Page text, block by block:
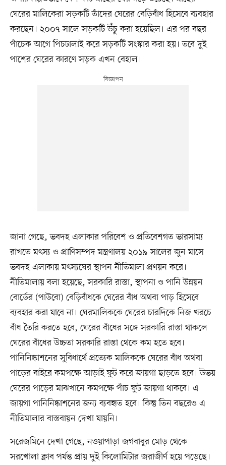
ঘেরের মালিকেরা সড়কটি তাঁদের ঘেরের বেড়িবাঁধ হিসেবে ব্যবহার
করছেন। ২০০৭ সালে সড়কটি উঁচু করা হয়েছিল। এর পর বছর
পাঁচেক আগে পিচঢালাই করে সড়কটি সংস্কার করা হয়। তবে দুই
পাশের ঘেরের কারণে সড়ক এখন বেহাল।
জানা গেছে, ভবদহ এলাকার পরিবেশ ও প্রতিবেশগত ভারসাম্য
রাখতে মৎস্য ও প্রাণিসম্পদ মন্ত্রণালয় ২০১৯ সালের জুন মাসে
ভবদহ এলাকায় মৎস্যঘের স্থাপন নীতিমালা প্রণয়ন করে।
নীতিমালায় বলা হয়েছে, সরকারি রাস্তা, স্থাপনা ও পানি উন্নয়ন
বোর্ডের (পাউবো) বেড়িবাঁধকে ঘেরের বাঁধ অথবা পাড় হিসেবে
ব্যবহার করা যাবে না। ঘেরমালিককে ঘেরের চারদিকে নিজ খরচে
বাঁধ তৈরি করতে হবে, ঘেরের বাঁধের সঙ্গে সরকারি রাস্তা থাকলে
ঘেরের বাঁধের উচ্চতা সরকারি রাস্তা থেকে কম হতে হবে।
পানিনিষ্কাশনের সুবিধার্থে প্রত্যেক মালিককে ঘেরের বাঁধ অথবা
পাড়ের বাইরে কমপক্ষে আড়াই ফুট করে জায়গা ছাড়তে হবে। উভয়
ঘেরের পাড়ের মাঝখানে কমপক্ষে পাঁচ ফুট জায়গা থাকবে। এ
জায়গা পানিনিষ্কাশনের জন্য ব্যবহৃত হবে। কিন্তু তিন বছরেও এ
নীতিমালার বাস্তবায়ন দেখা যায়নি।
সরেজমিনে দেখা গেছে, নওয়াপাড়া জগবাবুর মোড় থেকে
সরখোলা ক্লাব পর্যন্ত প্রায় দুই কিলোমিটার জরাজীর্ণ হয়ে পড়েছে।